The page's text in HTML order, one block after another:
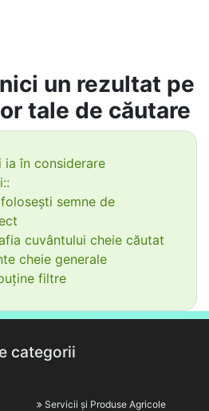
un rezultat pe
tale de căutare
ia în considerare
semne de
cuvântului cheie căutat
cheie generale
filtre
categorii
Servicii și Produse Agricole